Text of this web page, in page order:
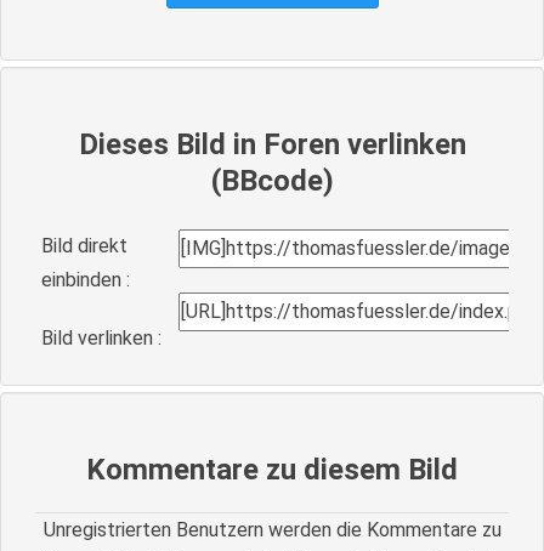
Dieses Bild in Foren verlinken
(BBcode)
Bild direkt
einbinden :
Bild verlinken :
Kommentare zu diesem Bild
Unregistrierten Benutzern werden die Kommentare zu